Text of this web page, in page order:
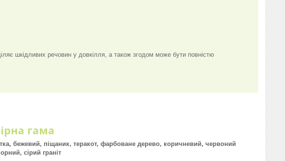
шкідливих речовин у довкілля, а також згодом може бути повністю
гама
бежевий, піщаник, теракот, фарбоване дерево, коричневий, червоний
сірий граніт